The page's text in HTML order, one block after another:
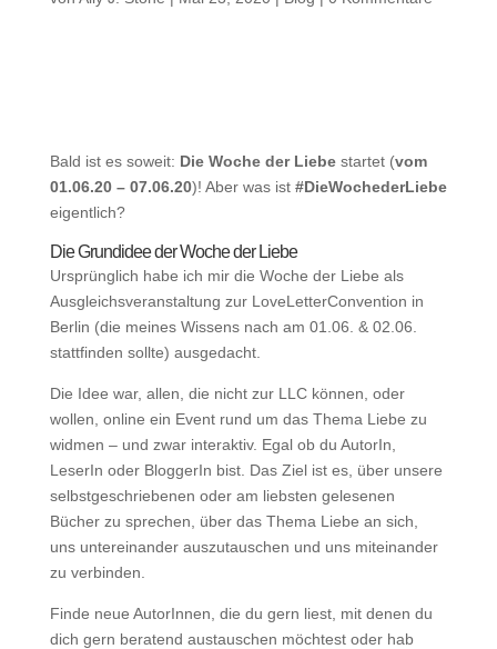
Bald ist es soweit: Die Woche der Liebestartet (vom
01.06.20 – 07.06.20)! Aber was ist #DieWochederLiebe
eigentlich?
Die Grundidee der Woche der Liebe
Ursprünglich habe ich mir die Woche der Liebe als
Ausgleichsveranstaltung zur LoveLetterConvention in
Berlin (die meines Wissens nach am 01.06. & 02.06.
stattfinden sollte) ausgedacht.
Die Idee war, allen, die nicht zur LLC können, oder
wollen, online ein Event rund um das Thema Liebe zu
widmen – und zwar interaktiv. Egal ob du AutorIn,
LeserIn oder BloggerIn bist. Das Ziel ist es, über unsere
selbstgeschriebenen oder am liebsten gelesenen
Bücher zu sprechen, über das Thema Liebe an sich,
uns untereinander auszutauschen und uns miteinander
zu verbinden.
Finde neue AutorInnen, die du gern liest, mit denen du
dich gern beratend austauschen möchtest oder hab